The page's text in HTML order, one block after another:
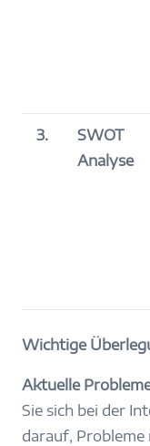
3.
SWOT
Analyse
Wichtige
Aktuelle
Sie sich bei der
darauf, Probleme